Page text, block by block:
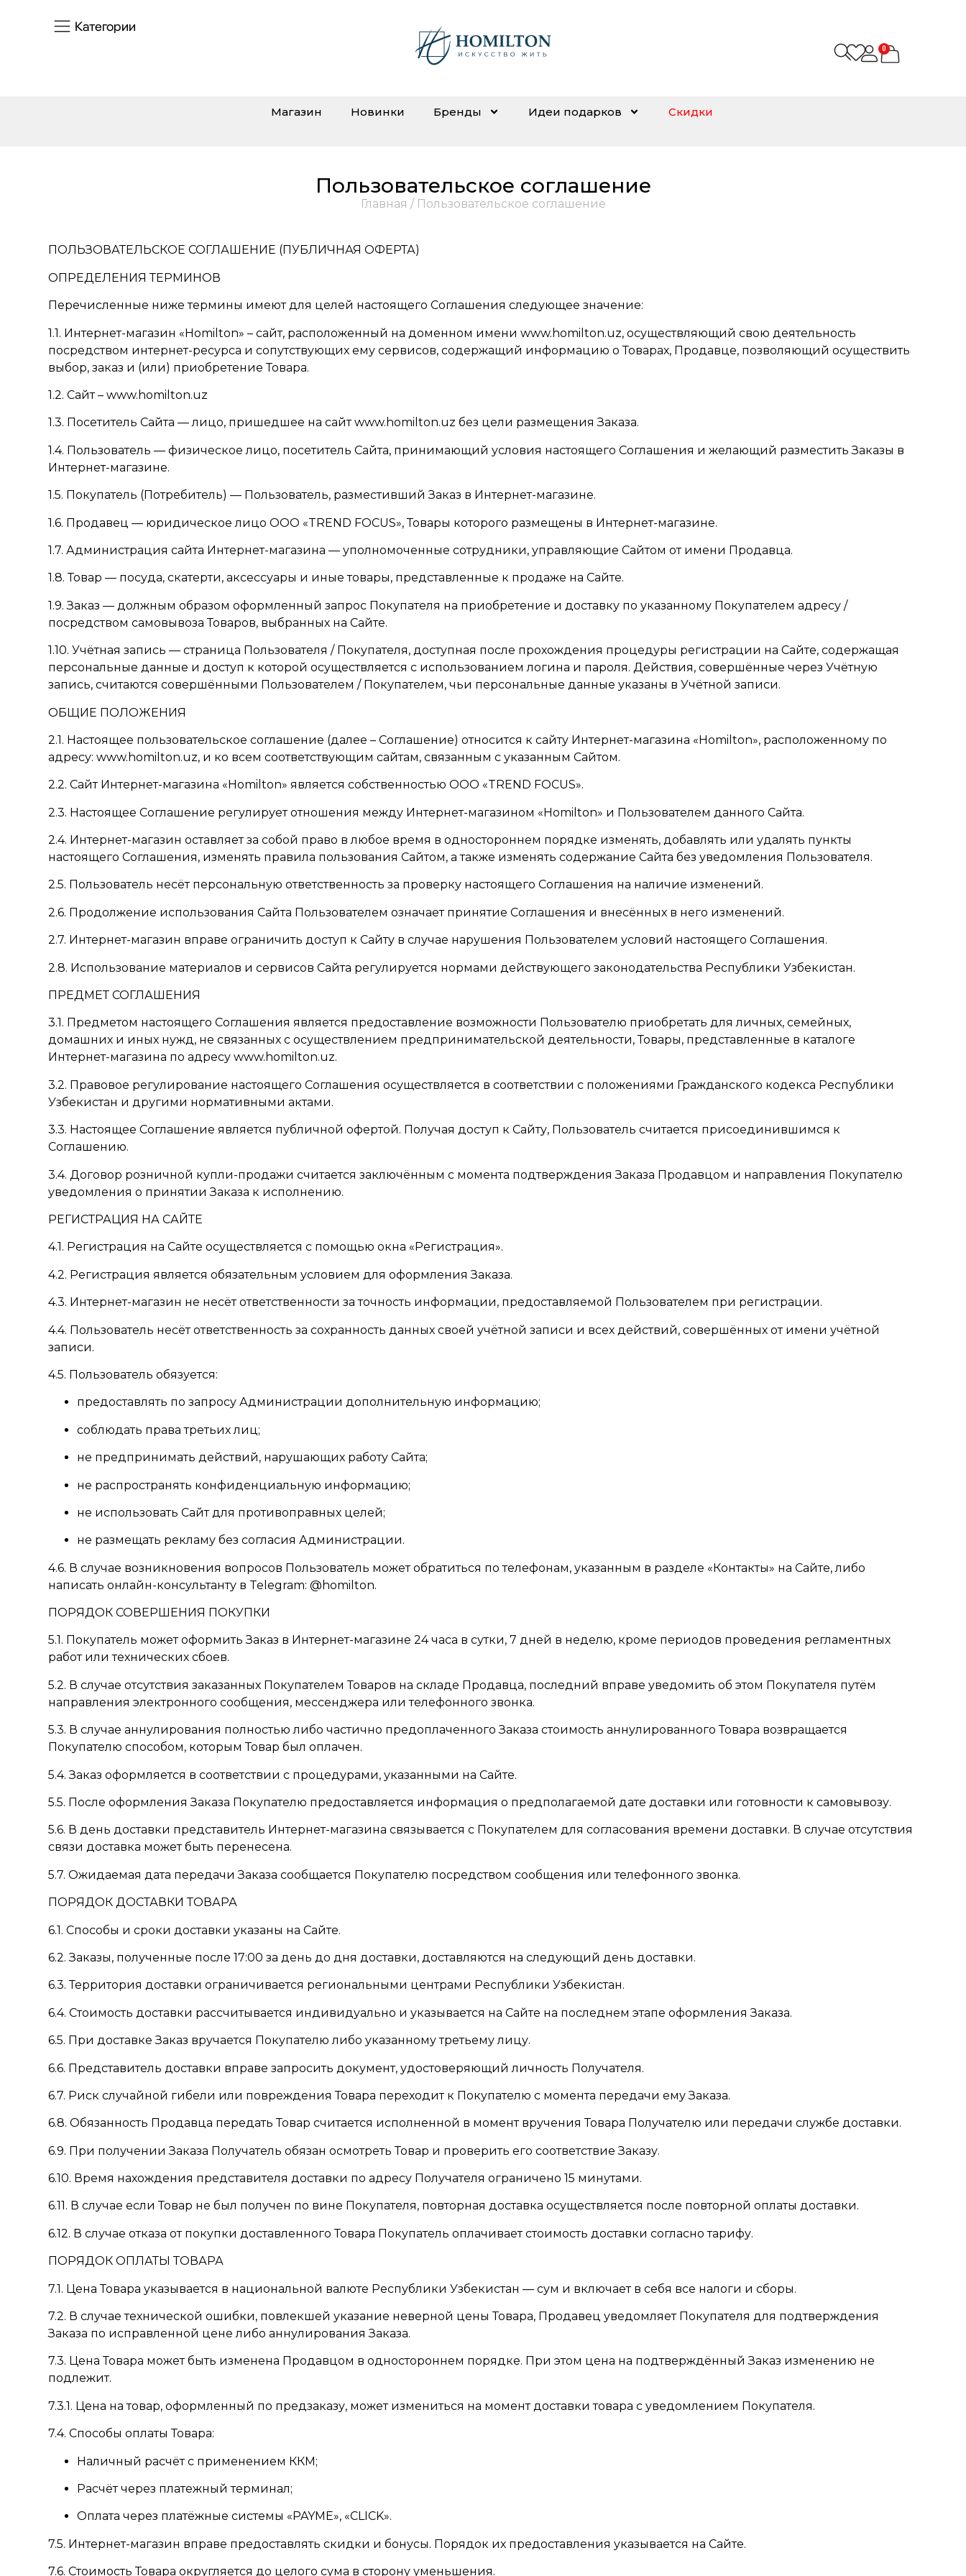
Категории
0
Магазин Новинки Бренды Идеи подарков Скидки
Пользовательское соглашение
Главная / Пользовательское соглашение
ПОЛЬЗОВАТЕЛЬСКОЕ СОГЛАШЕНИЕ (ПУБЛИЧНАЯ ОФЕРТА)
ОПРЕДЕЛЕНИЯ ТЕРМИНОВ
Перечисленные ниже термины имеют для целей настоящего Соглашения следующее значение:
1.1. Интернет-магазин «Homilton» – сайт, расположенный на доменном имениwww.homilton.uz, осуществляющий свою деятельность
посредством интернет-ресурса и сопутствующих ему сервисов, содержащий информацию о Товарах, Продавце, позволяющий осуществить
выбор, заказ и (или) приобретение Товара.
1.2. Сайт –www.homilton.uz
1.3. Посетитель Сайта — лицо, пришедшее на сайтwww.homilton.uz без цели размещения Заказа.
1.4. Пользователь — физическое лицо, посетитель Сайта, принимающий условия настоящего Соглашения и желающий разместить Заказы в
Интернет-магазине.
1.5. Покупатель (Потребитель) — Пользователь, разместивший Заказ в Интернет-магазине.
1.6. Продавец — юридическое лицо ООО «TREND FOCUS», Товары которого размещены в Интернет-магазине.
1.7. Администрация сайта Интернет-магазина — уполномоченные сотрудники, управляющие Сайтом от имени Продавца.
1.8. Товар — посуда, скатерти, аксессуары и иные товары, представленные к продаже на Сайте.
1.9. Заказ — должным образом оформленный запрос Покупателя на приобретение и доставку по указанному Покупателем адресу /
посредством самовывоза Товаров, выбранных на Сайте.
1.10. Учётная запись — страница Пользователя / Покупателя, доступная после прохождения процедуры регистрации на Сайте, содержащая
персональные данные и доступ к которой осуществляется с использованием логина и пароля. Действия, совершённые через Учётную
запись, считаются совершёнными Пользователем / Покупателем, чьи персональные данные указаны в Учётной записи.
ОБЩИЕ ПОЛОЖЕНИЯ
2.1. Настоящее пользовательское соглашение (далее – Соглашение) относится к сайту Интернет-магазина «Homilton», расположенному по
адресу:www.homilton.uz, и ко всем соответствующим сайтам, связанным с указанным Сайтом.
2.2. Сайт Интернет-магазина «Homilton» является собственностью ООО «TREND FOCUS».
2.3. Настоящее Соглашение регулирует отношения между Интернет-магазином «Homilton» и Пользователем данного Сайта.
2.4. Интернет-магазин оставляет за собой право в любое время в одностороннем порядке изменять, добавлять или удалять пункты
настоящего Соглашения, изменять правила пользования Сайтом, а также изменять содержание Сайта без уведомления Пользователя.
2.5. Пользователь несёт персональную ответственность за проверку настоящего Соглашения на наличие изменений.
2.6. Продолжение использования Сайта Пользователем означает принятие Соглашения и внесённых в него изменений.
2.7. Интернет-магазин вправе ограничить доступ к Сайту в случае нарушения Пользователем условий настоящего Соглашения.
2.8. Использование материалов и сервисов Сайта регулируется нормами действующего законодательства Республики Узбекистан.
ПРЕДМЕТ СОГЛАШЕНИЯ
3.1. Предметом настоящего Соглашения является предоставление возможности Пользователю приобретать для личных, семейных,
домашних и иных нужд, не связанных с осуществлением предпринимательской деятельности, Товары, представленные в каталоге
Интернет-магазина по адресуwww.homilton.uz.
3.2. Правовое регулирование настоящего Соглашения осуществляется в соответствии с положениями Гражданского кодекса Республики
Узбекистан и другими нормативными актами.
3.3. Настоящее Соглашение является публичной офертой. Получая доступ к Сайту, Пользователь считается присоединившимся к
Соглашению.
3.4. Договор розничной купли-продажи считается заключённым с момента подтверждения Заказа Продавцом и направления Покупателю
уведомления о принятии Заказа к исполнению.
РЕГИСТРАЦИЯ НА САЙТЕ
4.1. Регистрация на Сайте осуществляется с помощью окна «Регистрация».
4.2. Регистрация является обязательным условием для оформления Заказа.
4.3. Интернет-магазин не несёт ответственности за точность информации, предоставляемой Пользователем при регистрации.
4.4. Пользователь несёт ответственность за сохранность данных своей учётной записи и всех действий, совершённых от имени учётной
записи.
4.5. Пользователь обязуется:
предоставлять по запросу Администрации дополнительную информацию;
соблюдать права третьих лиц;
не предпринимать действий, нарушающих работу Сайта;
не распространять конфиденциальную информацию;
не использовать Сайт для противоправных целей;
не размещать рекламу без согласия Администрации.
4.6. В случае возникновения вопросов Пользователь может обратиться по телефонам, указанным в разделе «Контакты» на Сайте, либо
написать онлайн-консультанту в Telegram: @homilton.
ПОРЯДОК СОВЕРШЕНИЯ ПОКУПКИ
5.1. Покупатель может оформить Заказ в Интернет-магазине 24 часа в сутки, 7 дней в неделю, кроме периодов проведения регламентных
работ или технических сбоев.
5.2. В случае отсутствия заказанных Покупателем Товаров на складе Продавца, последний вправе уведомить об этом Покупателя путём
направления электронного сообщения, мессенджера или телефонного звонка.
5.3. В случае аннулирования полностью либо частично предоплаченного Заказа стоимость аннулированного Товара возвращается
Покупателю способом, которым Товар был оплачен.
5.4. Заказ оформляется в соответствии с процедурами, указанными на Сайте.
5.5. После оформления Заказа Покупателю предоставляется информация о предполагаемой дате доставки или готовности к самовывозу.
5.6. В день доставки представитель Интернет-магазина связывается с Покупателем для согласования времени доставки. В случае отсутствия
связи доставка может быть перенесена.
5.7. Ожидаемая дата передачи Заказа сообщается Покупателю посредством сообщения или телефонного звонка.
ПОРЯДОК ДОСТАВКИ ТОВАРА
6.1. Способы и сроки доставки указаны на Сайте.
6.2. Заказы, полученные после 17:00 за день до дня доставки, доставляются на следующий день доставки.
6.3. Территория доставки ограничивается региональными центрами Республики Узбекистан.
6.4. Стоимость доставки рассчитывается индивидуально и указывается на Сайте на последнем этапе оформления Заказа.
6.5. При доставке Заказ вручается Покупателю либо указанному третьему лицу.
6.6. Представитель доставки вправе запросить документ, удостоверяющий личность Получателя.
6.7. Риск случайной гибели или повреждения Товара переходит к Покупателю с момента передачи ему Заказа.
6.8. Обязанность Продавца передать Товар считается исполненной в момент вручения Товара Получателю или передачи службе доставки.
6.9. При получении Заказа Получатель обязан осмотреть Товар и проверить его соответствие Заказу.
6.10. Время нахождения представителя доставки по адресу Получателя ограничено 15 минутами.
6.11. В случае если Товар не был получен по вине Покупателя, повторная доставка осуществляется после повторной оплаты доставки.
6.12. В случае отказа от покупки доставленного Товара Покупатель оплачивает стоимость доставки согласно тарифу.
ПОРЯДОК ОПЛАТЫ ТОВАРА
7.1. Цена Товара указывается в национальной валюте Республики Узбекистан — сум и включает в себя все налоги и сборы.
7.2. В случае технической ошибки, повлекшей указание неверной цены Товара, Продавец уведомляет Покупателя для подтверждения
Заказа по исправленной цене либо аннулирования Заказа.
7.3. Цена Товара может быть изменена Продавцом в одностороннем порядке. При этом цена на подтверждённый Заказ изменению не
подлежит.
7.3.1. Цена на товар, оформленный по предзаказу, может измениться на момент доставки товара с уведомлением Покупателя.
7.4. Способы оплаты Товара:
Наличный расчёт с применением ККМ;
Расчёт через платежный терминал;
Оплата через платёжные системы «PAYME», «CLICK».
7.5. Интернет-магазин вправе предоставлять скидки и бонусы. Порядок их предоставления указывается на Сайте.
7.6. Стоимость Товара округляется до целого сума в сторону уменьшения.